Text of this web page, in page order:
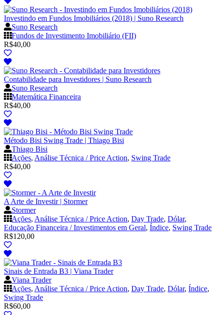
Investindo em Fundos Imobiliários (2018) | Suno Research
Suno Research
Fundos de Investimento Imobiliário (FII)
R$40,00
Contabilidade para Investidores | Suno Research
Suno Research
Matemática Financeira
R$40,00
Método Bisi Swing Trade | Thiago Bisi
Thiago Bisi
Ações, Análise Técnica / Price Action, Swing Trade
R$40,00
A Arte de Investir | Stormer
Stormer
Ações, Análise Técnica / Price Action, Day Trade, Dólar,
Educação Financeira / Investimentos em Geral, Índice, Swing Trade
R$120,00
Sinais de Entrada B3 | Viana Trader
Viana Trader
Ações, Análise Técnica / Price Action, Day Trade, Dólar, Índice,
Swing Trade
R$60,00